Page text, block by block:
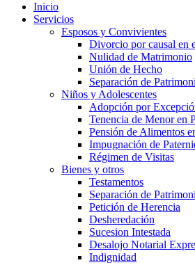
Inicio
Servicios
Esposos y Convivientes
Divorcio por causal en
Nulidad de Matrimonio
Unión de Hecho
Separación de
Niños y Adolescentes
Adopción por
Tenencia de Menor en
Pensión de Alimentos
Impugnación de
Régimen de Visitas
Bienes y otros
Testamentos
Separación de
Petición de Herencia
Desheredación
Sucesion Intestada
Desalojo Notarial
Indignidad